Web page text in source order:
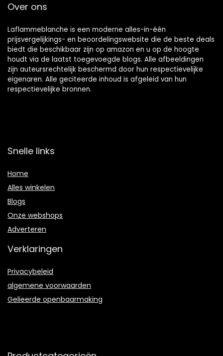
Over ons
Laflammeblanche is een moderne alles-in-één
prijsvergelijkings- en beoordelingswebsite die de beste deals
biedt die beschikbaar zijn op amazon en u op de hoogte
houdt via de laatst toegevoegde blogs. Alle afbeeldingen
zijn auteursrechtelijk beschermd door hun respectievelijke
eigenaren. Alle geciteerde inhoud is afgeleid van hun
respectievelijke bronnen.
Snelle links
Home
Alles winkelen
Blogs
Onze webshops
Adverteren
Verklaringen
Privacybeleid
algemene voorwaarden
Gelieerde openbaarmaking